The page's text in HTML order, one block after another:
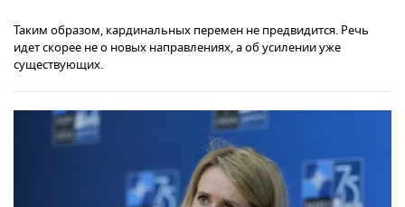
Таким образом, кардинальных перемен не предвидится. Речь
идет скорее не о новых направлениях, а об усилении уже
существующих.